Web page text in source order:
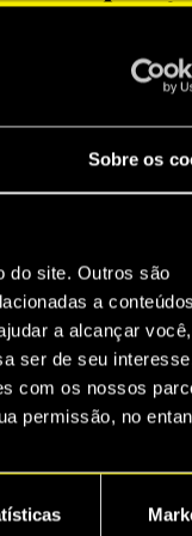
Sobre os
do site. Outros são
a
a alcançar
ser de seu
com os nossos
permissão, no
cookies e poderá
mundo real?
na imagem.
mais Cyberpunk
ou
de